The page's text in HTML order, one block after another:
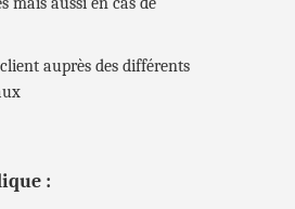
auprès des différents
: